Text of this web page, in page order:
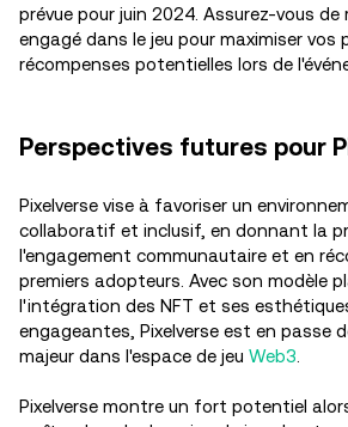
prévue pour juin 2024. Assurez-vous
engagé dans le jeu pour maximiser vos
récompenses potentielles lors de
Perspectives futures pour
Pixelverse vise à favoriser un
collaboratif et inclusif, en donnant la
l'engagement communautaire et en
premiers adopteurs. Avec son modèle
l'intégration des NFT et ses
engageantes, Pixelverse est en passe
majeur dans l'espace de jeu Web3
Pixelverse montre un fort potentiel